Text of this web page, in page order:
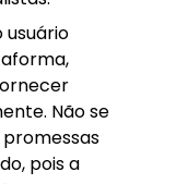
usuário
Não se
pois a